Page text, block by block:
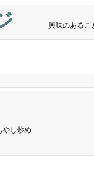
興味のあるこ
やし炒め